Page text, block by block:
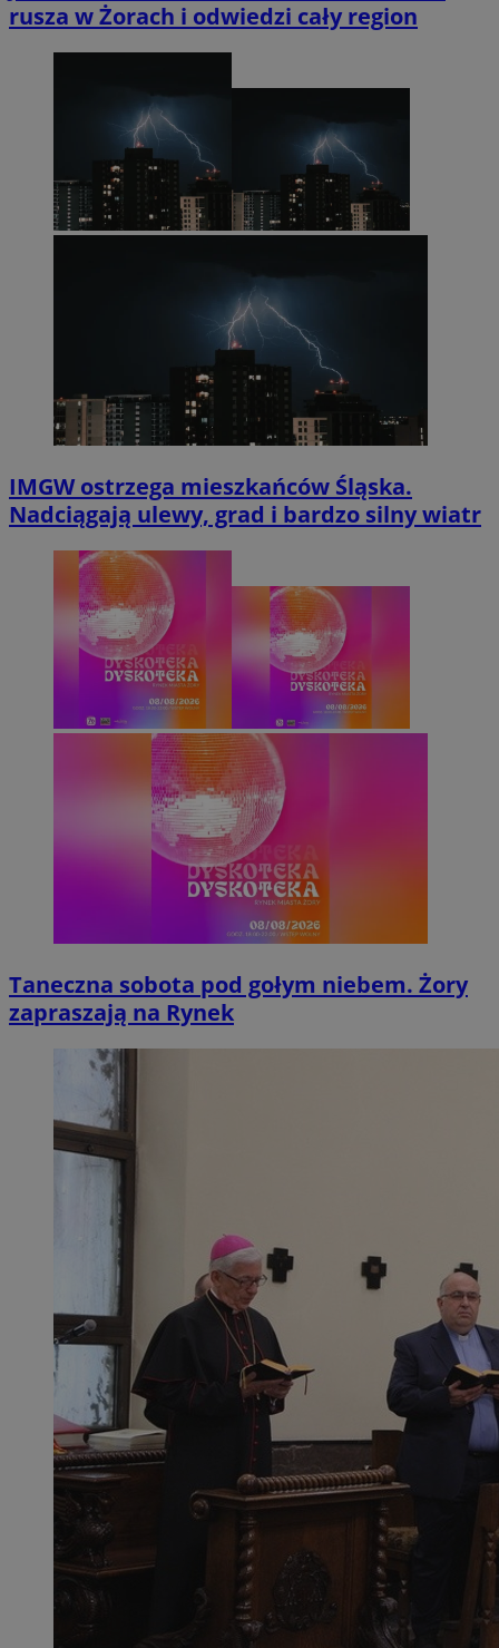
rusza w Żorach i odwiedzi cały region
IMGW ostrzega mieszkańców Śląska.
Nadciągają ulewy, grad i bardzo silny wiatr
Taneczna sobota pod gołym niebem. Żory
zapraszają na Rynek